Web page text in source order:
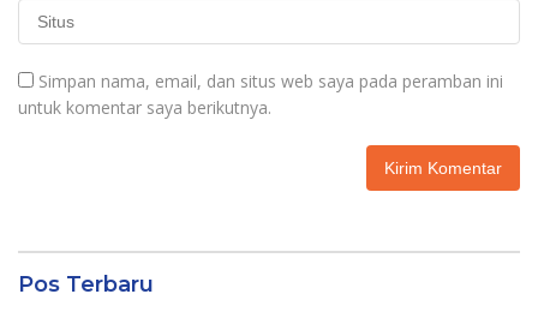
Simpan nama, email, dan situs web saya pada peramban ini
untuk komentar saya berikutnya.
Pos Terbaru